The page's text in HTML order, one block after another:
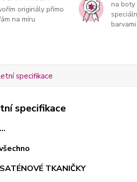
originály přímo
na míru
na boty
barvami
specifikace
specifikace
TKANIČKY